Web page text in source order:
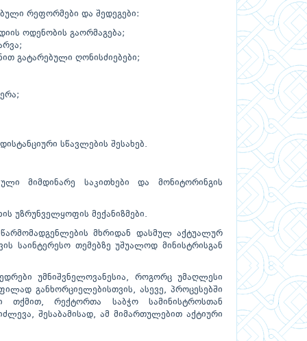
რეფორმები და შედეგები:
ოდენობის გაორმაგება;
გატარებული ღონისძიებები;
სწავლების შესახებ.
მიმდინარე საკითხები და მონიტორინგის
უზრუნველყოფის მექანიზმები.
წარმომადგენლების მხრიდან დასმულ აქტუალურ
საინტერესო თემებზე უშუალოდ მინისტრისგან
უმნიშვნელოვანესია, როგორც უმაღლესი
განხორციელებისთვის, ასევე, პროცესებში
რექტორთა საბჭო სამინისტროსთან
შესაბამისად, ამ მიმართულებით აქტიური